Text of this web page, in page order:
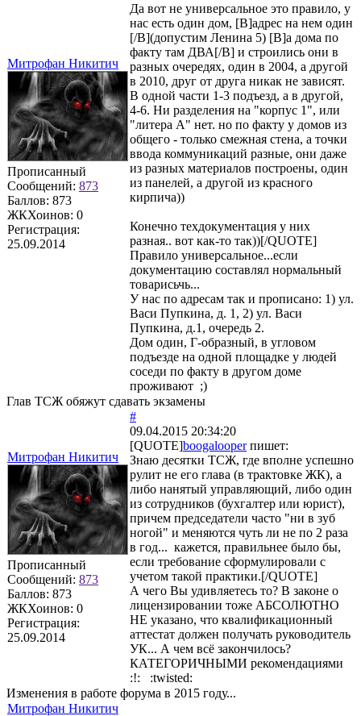
Митрофан Никитич
Прописанный
Сообщений: 873
Баллов: 873
ЖКХоинов: 0
Регистрация:
25.09.2014
Да вот не универсальное это правило, у
нас есть один дом, [B]адрес на нем один
[/B](допустим Ленина 5) [B]а дома по
факту там ДВА[/B] и строились они в
разных очередях, один в 2004, а другой
в 2010, друг от друга никак не зависят.
В одной части 1-3 подъезд, а в другой,
4-6. Ни разделения на "корпус 1", или
"литера А" нет. но по факту у домов из
общего - только смежная стена, а точки
ввода коммуникаций разные, они даже
из разных материалов построены, один
из панелей, а другой из красного
кирпича))
Конечно техдокументация у них
разная.. вот как-то так))[/QUOTE]
Правило универсальное...если
документацию составлял нормальный
товарисьчь...
У нас по адресам так и прописано: 1) ул.
Васи Пупкина, д. 1, 2) ул. Васи
Пупкина, д.1, очередь 2.
Дом один, Г-образный, в угловом
подъезде на одной площадке у людей
соседи по факту в другом доме
проживают ;)
Глав ТСЖ обяжут сдавать экзамены
Митрофан Никитич
Прописанный
Сообщений: 873
Баллов: 873
ЖКХоинов: 0
Регистрация:
25.09.2014
#
09.04.2015 20:34:20
[QUOTE]boogalooperпишет:
Знаю десятки ТСЖ, где вполне успешно
рулит не его глава (в трактовке ЖК), а
либо нанятый управляющий, либо один
из сотрудников (бухгалтер или юрист),
причем председатели часто "ни в зуб
ногой" и меняются чуть ли не по 2 раза
в год... кажется, правильнее было бы,
если требование сформулировали с
учетом такой практики.[/QUOTE]
А чего Вы удивляетесь то? В законе о
лицензировании тоже АБСОЛЮТНО
НЕ указано, что квалификационный
аттестат должен получать руководитель
УК... А чем всё закончилось?
КАТЕГОРИЧНЫМИ рекомендациями
:!: :twisted:
Изменения в работе форума в 2015 году...
Митрофан Никитич